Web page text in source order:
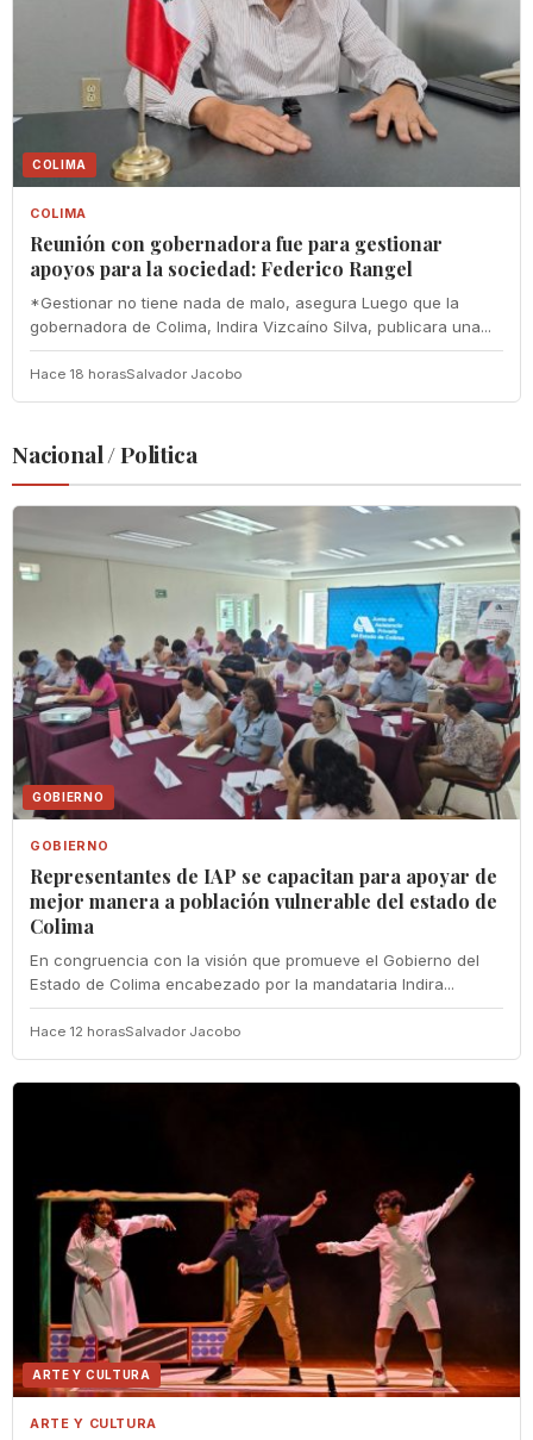
COLIMA
COLIMA
Reunión con gobernadora fue para gestionar
apoyos para la sociedad: Federico Rangel
*Gestionar no tiene nada de malo, asegura Luego que la
gobernadora de Colima, Indira Vizcaíno Silva, publicara una...
Hace 18 horasSalvador Jacobo
Nacional / Politica
GOBIERNO
GOBIERNO
Representantes de IAP se capacitan para apoyar de
mejor manera a población vulnerable del estado de
Colima
En congruencia con la visión que promueve el Gobierno del
Estado de Colima encabezado por la mandataria Indira...
Hace 12 horasSalvador Jacobo
ARTE Y CULTURA
ARTE Y CULTURA